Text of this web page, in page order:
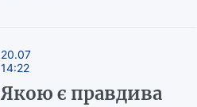
20.07
14:22
Якою є правдива